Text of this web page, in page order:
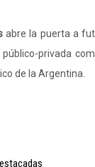
abre la puerta a
privada
de la Argentina.